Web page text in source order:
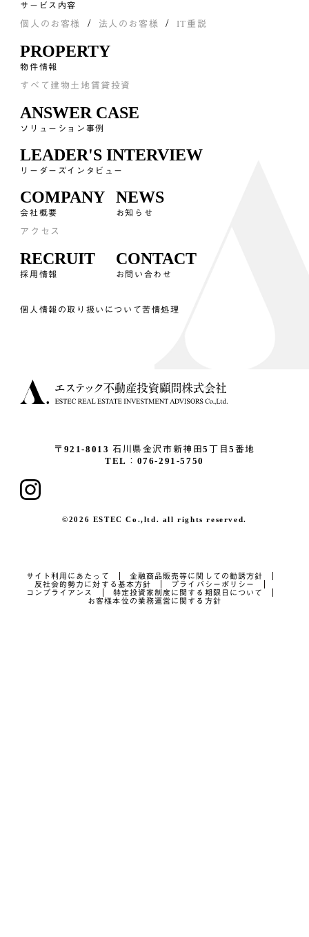
〒921-8013 石川県金沢市新神田5丁目5番地
TEL：076-291-5750
©2026 ESTEC Co.,ltd. all rights reserved.
サービス内容
個人のお客様 法人のお客様 IT重説
PROPERTY
物件情報
すべて 建物 土地賃貸投資
ANSWER CASE
ソリューション事例
LEADER'S INTERVIEW
リーダーズインタビュー
COMPANY
会社概要
アクセス
NEWS
お知らせ
RECRUIT
採用情報
CONTACT
お問い合わせ
個人情報の取り扱いについて苦情処理
サイト利用にあたって
金融商品販売等に関しての勧誘方針
反社会的勢力に対する基本方針
プライバシーポリシー
コンプライアンス
特定投資家制度に関する期限日について
お客様本位の業務運営に関する方針